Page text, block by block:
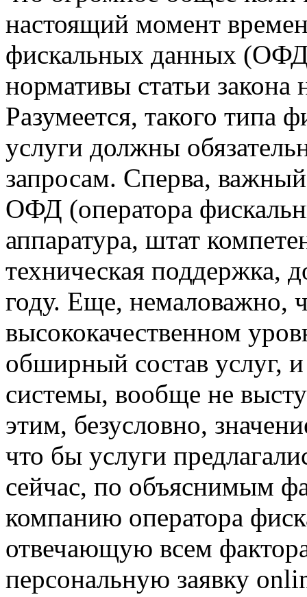
настоящий момент
фискальных данных
нормативы статьи закона
Разумеется, такого типа
услуги должны
запросам. Сперва,
ОФД (оператора
аппаратура, штат
техническая поддержка,
году. Еще, немаловажно,
высококачественном
обширный состав услуг,
системы, вообще не
этим, безусловно,
что бы услуги
сейчас, по объяснимым
компанию оператора
отвечающую всем
персональную заявку